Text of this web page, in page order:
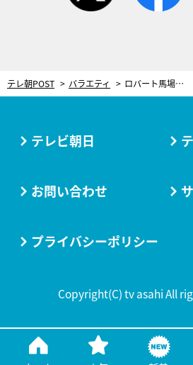
テレ朝POST バラエティ ロバート馬場、野菜をたっぷり取る工夫を伝授！簡単美容メシにMEGUMI「いい話だね！」と絶賛
テレビ朝日
お問い合わせ
プライバシーポリシー
Copyright(C) tv asahi All